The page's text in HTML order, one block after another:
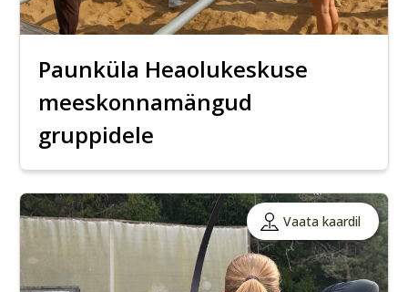
Paunküla Heaolukeskuse
meeskonnamängud
gruppidele
Vaata kaardil